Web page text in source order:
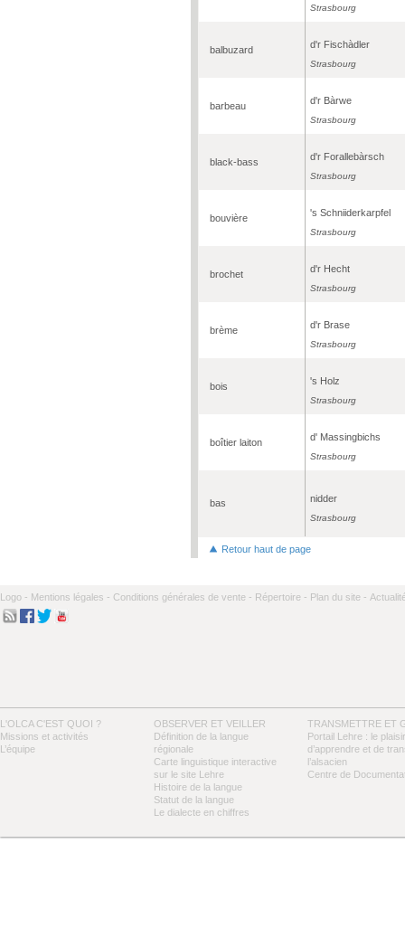
Strasbourg
balbuzard d'r Fischàdler
Strasbourg
barbeau d'r Bàrwe
Strasbourg
black-bass d'r Forallebàrsch
Strasbourg
bouvière 's Schniiderkarpfel
Strasbourg
brochet d'r Hecht
Strasbourg
brème d'r Brase
Strasbourg
bois 's Holz
Strasbourg
boîtier laiton d' Massingbichs
Strasbourg
bas nidder
Strasbourg
Retour haut de page
Logo - Mentions légales - Conditions générales de vente - Répertoire - Plan du site -
L'OLCA C'EST QUOI ?
Missions et activités
L’équipe
OBSERVER ET VEILLER
Définition de la langue
régionale
Carte linguistique interactive
sur le site Lehre
Histoire de la langue
Statut de la langue
Le dialecte en chiffres
TRANSMETTRE ET
Portail Lehre : le plaisir
d’apprendre et de
l’alsacien
Centre de